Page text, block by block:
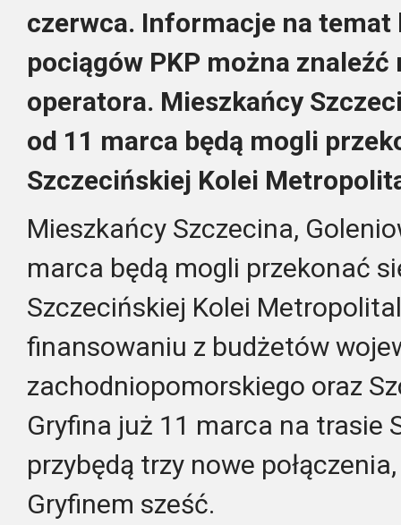
czerwca. Informacje na temat
pociągów PKP można
operatora. Mieszkańcy
od 11 marca będą mogli
Szczecińskiej Kolei
Mieszkańcy Szczecina,
marca będą mogli przekonać
Szczecińskiej Kolei
finansowaniu z budżetów
zachodniopomorskiego oraz
Gryfina już 11 marca na trasie
przybędą trzy nowe
Gryfinem sześć.